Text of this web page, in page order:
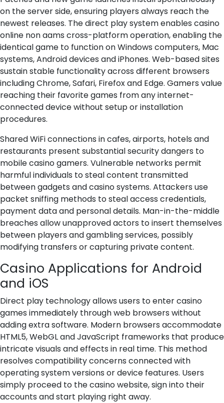
on the server side, ensuring players always reach the
newest releases. The direct play system enables casino
online non aams cross-platform operation, enabling the
identical game to function on Windows computers, Mac
systems, Android devices and iPhones. Web-based sites
sustain stable functionality across different browsers
including Chrome, Safari, Firefox and Edge. Gamers value
reaching their favorite games from any internet-
connected device without setup or installation
procedures.
Shared WiFi connections in cafes, airports, hotels and
restaurants present substantial security dangers to
mobile casino gamers. Vulnerable networks permit
harmful individuals to steal content transmitted
between gadgets and casino systems. Attackers use
packet sniffing methods to steal access credentials,
payment data and personal details. Man-in-the-middle
breaches allow unapproved actors to insert themselves
between players and gambling services, possibly
modifying transfers or capturing private content.
Casino Applications for Android
and iOS
Direct play technology allows users to enter casino
games immediately through web browsers without
adding extra software. Modern browsers accommodate
HTML5, WebGL and JavaScript frameworks that produce
intricate visuals and effects in real time. This method
resolves compatibility concerns connected with
operating system versions or device features. Users
simply proceed to the casino website, sign into their
accounts and start playing right away.